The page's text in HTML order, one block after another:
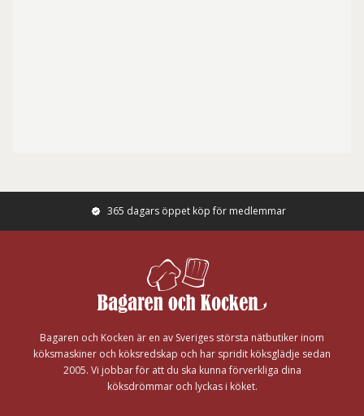
365 dagars öppet köp för medlemmar
Bagaren och Kocken är en av Sveriges största nätbutiker inom
köksmaskiner och köksredskap och har spridit köksglädje sedan
2005. Vi jobbar för att du ska kunna förverkliga dina
köksdrömmar och lyckas i köket.